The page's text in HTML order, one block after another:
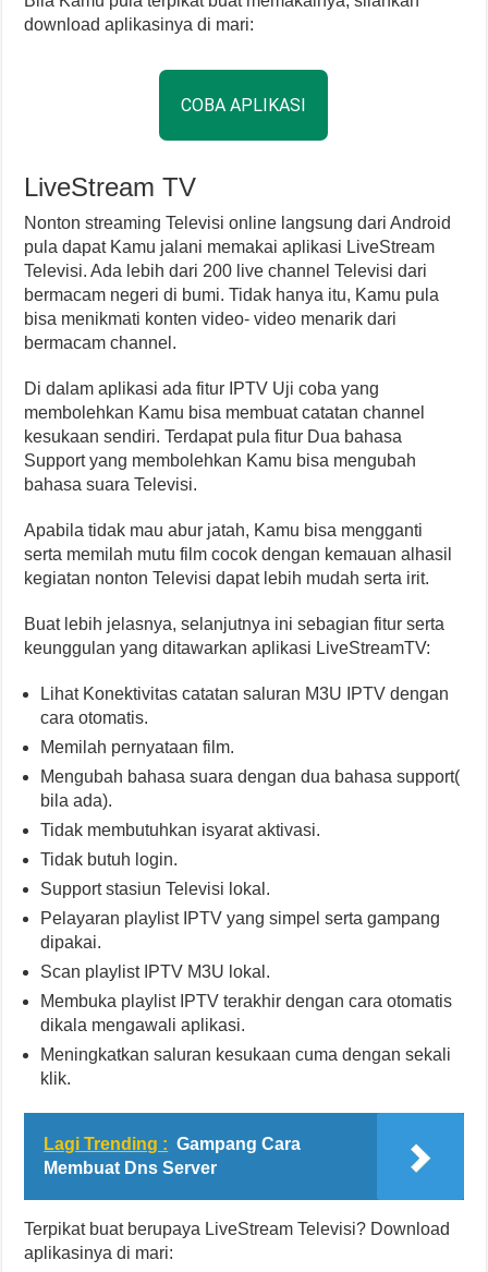
download aplikasinya di mari:
COBA APLIKASI
LiveStream TV
Nonton streaming Televisi online langsung dari Android
pula dapat Kamu jalani memakai aplikasi LiveStream
Televisi. Ada lebih dari 200 live channel Televisi dari
bermacam negeri di bumi. Tidak hanya itu, Kamu pula
bisa menikmati konten video- video menarik dari
bermacam channel.
Di dalam aplikasi ada fitur IPTV Uji coba yang
membolehkan Kamu bisa membuat catatan channel
kesukaan sendiri. Terdapat pula fitur Dua bahasa
Support yang membolehkan Kamu bisa mengubah
bahasa suara Televisi.
Apabila tidak mau abur jatah, Kamu bisa mengganti
serta memilah mutu film cocok dengan kemauan alhasil
kegiatan nonton Televisi dapat lebih mudah serta irit.
Buat lebih jelasnya, selanjutnya ini sebagian fitur serta
keunggulan yang ditawarkan aplikasi LiveStreamTV:
Lihat Konektivitas catatan saluran M3U IPTV dengan
cara otomatis.
Memilah pernyataan film.
Mengubah bahasa suara dengan dua bahasa support(
bila ada).
Tidak membutuhkan isyarat aktivasi.
Tidak butuh login.
Support stasiun Televisi lokal.
Pelayaran playlist IPTV yang simpel serta gampang
dipakai.
Scan playlist IPTV M3U lokal.
Membuka playlist IPTV terakhir dengan cara otomatis
dikala mengawali aplikasi.
Meningkatkan saluran kesukaan cuma dengan sekali
klik.
Lagi Trending : Gampang Cara
Membuat Dns Server
Terpikat buat berupaya LiveStream Televisi? Download
aplikasinya di mari: